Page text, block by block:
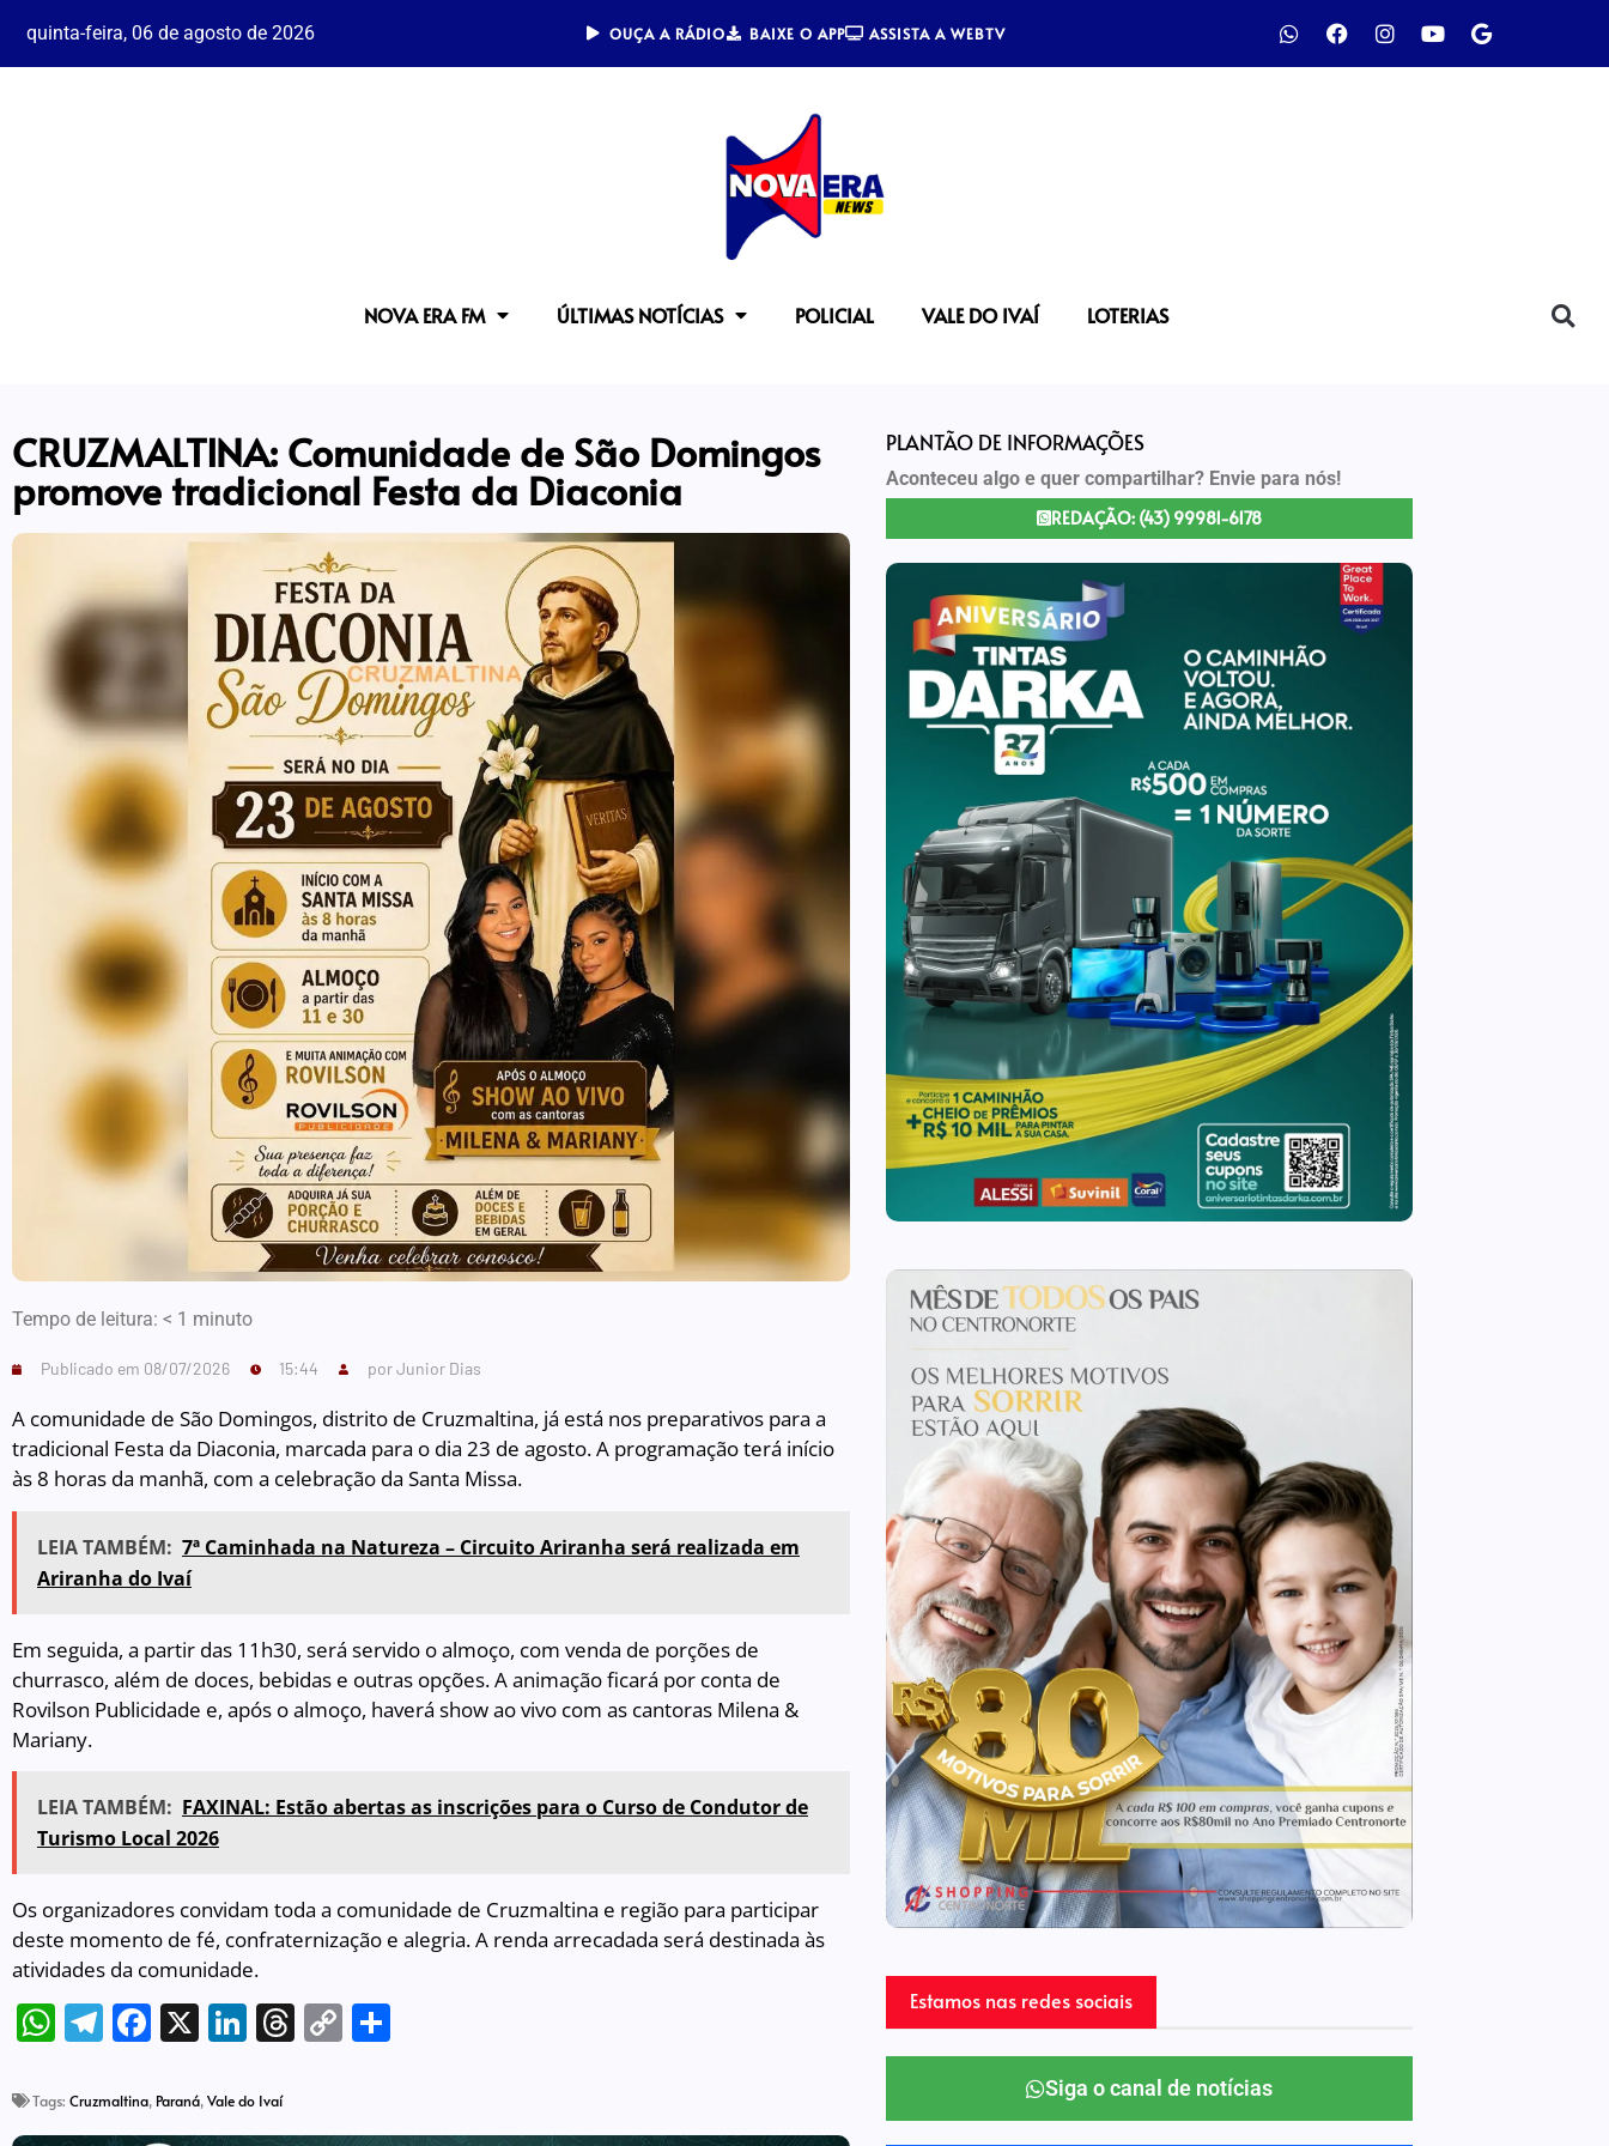
quinta-feira, 06 de agosto de 2026 OUÇA A RÁDIO BAIXE O APP ASSISTA A WEBTV
NOVA ERA FM ÚLTIMAS NOTÍCIAS POLICIAL VALE DO IVAÍ LOTERIAS
CRUZMALTINA: Comunidade de São Domingos
promove tradicional Festa da Diaconia
Tempo de leitura: < 1 minuto
Publicado em 08/07/2026 15:44 porJunior Dias
A comunidade de São Domingos, distrito de Cruzmaltina, já está nos preparativos para a
tradicional Festa da Diaconia, marcada para o dia 23 de agosto. A programação terá início
às 8 horas da manhã, com a celebração da Santa Missa.
LEIA TAMBÉM: 7ª Caminhada na Natureza – Circuito Ariranha será realizada em
Ariranha do Ivaí
Em seguida, a partir das 11h30, será servido o almoço, com venda de porções de
churrasco, além de doces, bebidas e outras opções. A animação ficará por conta de
Rovilson Publicidade e, após o almoço, haverá show ao vivo com as cantoras Milena &
Mariany.
LEIA TAMBÉM: FAXINAL: Estão abertas as inscrições para o Curso de Condutor de
Turismo Local 2026
Os organizadores convidam toda a comunidade de Cruzmaltina e região para participar
deste momento de fé, confraternização e alegria. A renda arrecadada será destinada às
atividades da comunidade.
WhatsApp
Telegram
Facebook
X LinkedIn
Threads
Copy
Tags: Cruzmaltina, Paraná,Vale do Ivaí
PLANTÃO DE INFORMAÇÕES
Aconteceu algo e quer compartilhar? Envie para nós!
REDAÇÃO: (43) 99981-6178
Estamos nas redes sociais
Siga o canal de notícias